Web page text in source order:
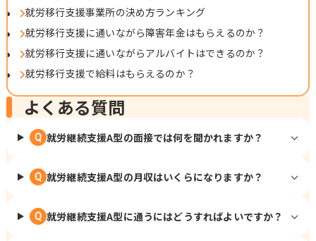
就労移行支援事業所の決め方ランキング
就労移行支援に通いながら障害年金はもらえるのか？
就労移行支援に通いながらアルバイトはできるのか？
就労移行支援で給料はもらえるのか？
よくある質問
Q 就労継続支援A型の面接では何を聞かれますか？
Q 就労継続支援A型の月収はいくらになりますか？
Q 就労継続支援A型に通うにはどうすればよいですか？